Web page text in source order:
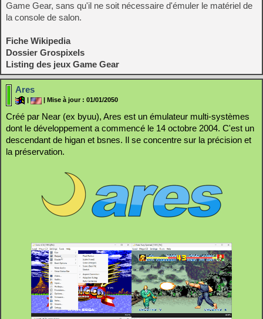
Game Gear, sans qu'il ne soit nécessaire d'émuler le matériel de
la console de salon.
Fiche Wikipedia
Dossier Grospixels
Listing des jeux Game Gear
Ares
| Mise à jour : 01/01/2050
Créé par Near (ex byuu), Ares est un émulateur multi-systèmes
dont le développement a commencé le 14 octobre 2004. C'est un
descendant de higan et bsnes. Il se concentre sur la précision et
la préservation.